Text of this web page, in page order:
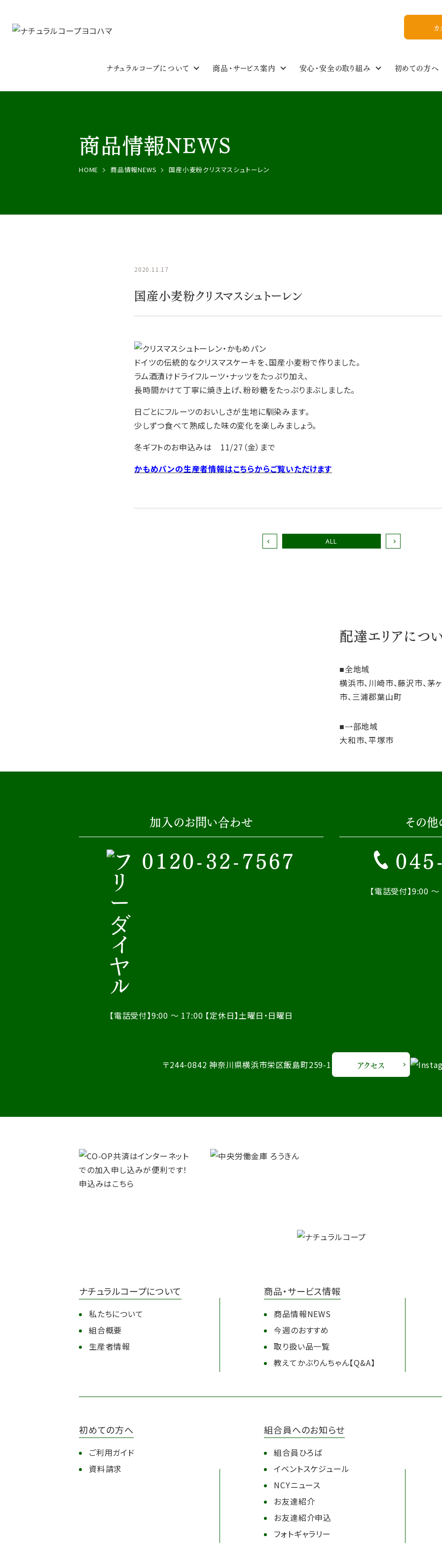
ナチュラルコープについて 商品・サービス案内 安心・安全の取り組み 初めての方へ
商品情報NEWS
HOME 商品情報NEWS 国産小麦粉クリスマスシュトーレン
2020.11.17
国産小麦粉クリスマスシュトーレン
ドイツの伝統的なクリスマスケーキを、国産小麦粉で作りました。
ラム酒漬けドライフルーツ・ナッツをたっぷり加え、
長時間かけて丁寧に焼き上げ、粉砂糖をたっぷりまぶしました。
日ごとにフルーツのおいしさが生地に馴染みます。
少しずつ食べて熟成した味の変化を楽しみましょう。
冬ギフトのお申込みは 11/27（金）まで
かもめパンの生産者情報はこちらからご覧いただけます
ALL
配達エリアにつ
全地域
横浜市、川崎市、藤沢市、茅
市、三浦郡葉山町
一部地域
大和市、平塚市
加入のお問い合わせ
0120-32-7567
【電話受付】9:00 ～ 17:00 【定休日】土曜日・日曜日
その
【電話受付】9:00
〒244-0842 神奈川県横浜市栄区飯島町259-1 アクセス
ナチュラルコープについて
私たちについて
組合概要
生産者情報
商品・サービス情報
商品情報NEWS
今週のおすすめ
取り扱い品一覧
教えてかぶりんちゃん【Q&A】
初めての方へ
ご利用ガイド
資料請求
組合員へのお知らせ
組合員ひろば
イベントスケジュール
NCYニュース
お友達紹介
お友達紹介申込
フォトギャラリー